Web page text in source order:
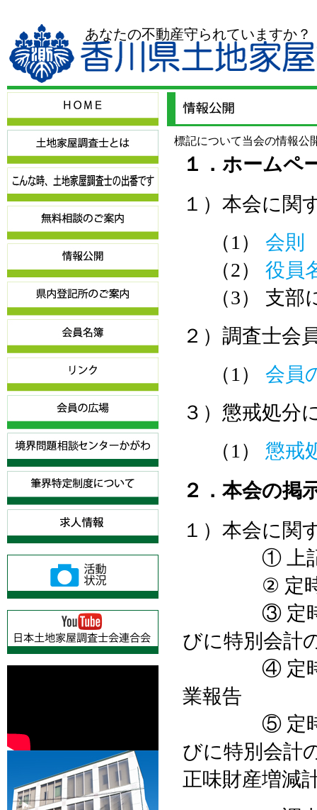
あなたの不動産守られていますか？
標記について当会の情報公
１．ホームペ
１）本会に関
（1） 会則
（2） 役員
（3） 支
２）調査士会
（1） 会員
３）懲戒処分
（1） 懲戒
２．本会の掲
１）本会に関
① 上記１
② 定時総
③ 定時総会
びに特別会計
④ 定時総会
業報告
⑤ 定時総会
びに特別会計
正味財産増減